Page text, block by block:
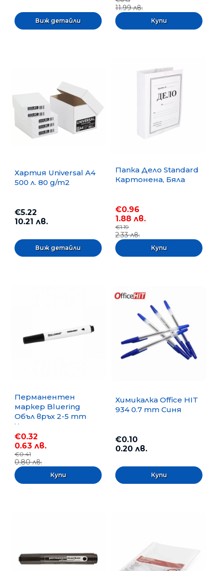
Виж детайли
11.99 лв.
Хартия Universal A4
500 л. 80 g/m2
€5.22
10.21 лв.
Виж детайли
Папка Дело Standard
Картонена, Бяла
€0.96
1.88 лв.
€1.19
2.33 лв.
Перманентен
маркер Bluering
Объл връх 2-5 mm
Черен
€0.32
0.63 лв.
€0.41
0.80 лв.
Химикалка Office HIT
934 0.7 mm Синя
€0.10
0.20 лв.